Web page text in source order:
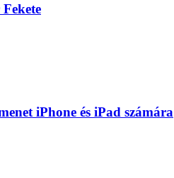
iPhone és iPad számára